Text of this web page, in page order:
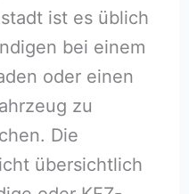
ist es üblich
bei einem
oder einen
zu
Die
übersichtlich